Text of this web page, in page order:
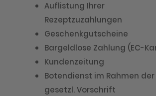
Auflistung Ihrer
Rezeptzuzahlungen
Geschenkgutscheine
Bargeldlose Zahlung (EC-
Kundenzeitung
Botendienst im Rahmen der
gesetzl. Vorschrift